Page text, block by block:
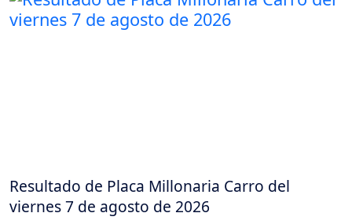
Resultado de Placa Millonaria Carro del
viernes 7 de agosto de 2026